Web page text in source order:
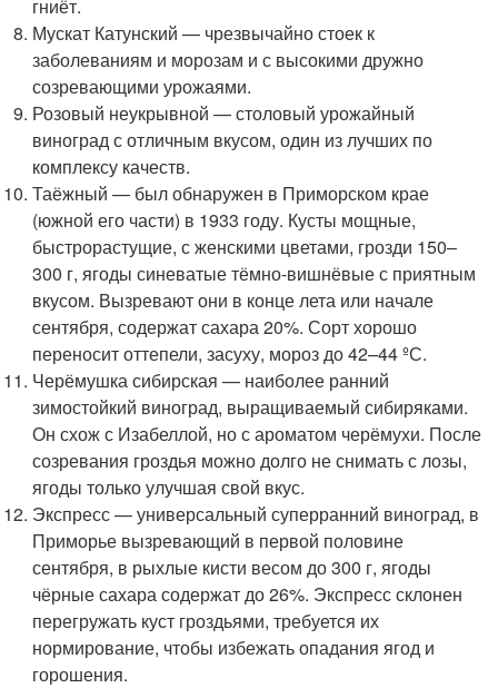
гниёт.
Мускат Катунский — чрезвычайно стоек к
заболеваниям и морозам и с высокими дружно
созревающими урожаями.
Розовый неукрывной — столовый урожайный
виноград с отличным вкусом, один из лучших по
комплексу качеств.
Таёжный — был обнаружен в Приморском крае
(южной его части) в 1933 году. Кусты мощные,
быстрорастущие, с женскими цветами, грозди 150–
300 г, ягоды синеватые тёмно-вишнёвые с приятным
вкусом. Вызревают они в конце лета или начале
сентября, содержат сахара 20%. Сорт хорошо
переносит оттепели, засуху, мороз до 42–44 ºС.
Черёмушка сибирская — наиболее ранний
зимостойкий виноград, выращиваемый сибиряками.
Он схож с Изабеллой, но с ароматом черёмухи. После
созревания гроздья можно долго не снимать с лозы,
ягоды только улучшая свой вкус.
Экспресс — универсальный суперранний виноград, в
Приморье вызревающий в первой половине
сентября, в рыхлые кисти весом до 300 г, ягоды
чёрные сахара содержат до 26%. Экспресс склонен
перегружать куст гроздьями, требуется их
нормирование, чтобы избежать опадания ягод и
горошения.